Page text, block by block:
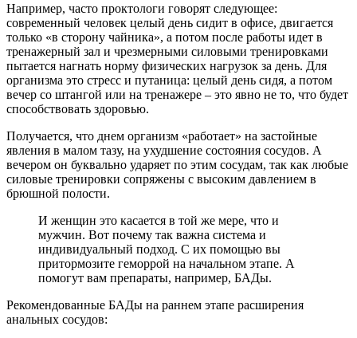
Например, часто проктологи говорят следующее:
современный человек целый день сидит в офисе, двигается
только «в сторону чайника», а потом после работы идет в
тренажерный зал и чрезмерными силовыми тренировками
пытается нагнать норму физических нагрузок за день. Для
организма это стресс и путаница: целый день сидя, а потом
вечер со штангой или на тренажере – это явно не то, что будет
способствовать здоровью.
Получается, что днем организм «работает» на застойные
явления в малом тазу, на ухудшение состояния сосудов. А
вечером он буквально ударяет по этим сосудам, так как любые
силовые тренировки сопряжены с высоким давлением в
брюшной полости.
И женщин это касается в той же мере, что и
мужчин. Вот почему так важна система и
индивидуальный подход. С их помощью вы
притормозите геморрой на начальном этапе. А
помогут вам препараты, например, БАДы.
Рекомендованные БАДы на раннем этапе расширения
анальных сосудов: